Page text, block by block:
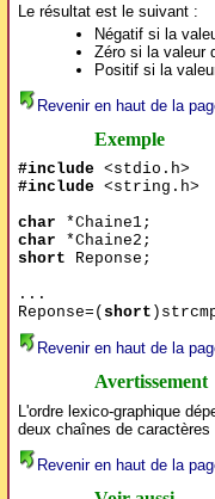
Le résultat est le suivant :
Négatif si la
Zéro si la valeur
Positif si la
Revenir en haut de la
Exemple
#include<stdio.h>
#include<string.h>
char *Chaine1;
char *Chaine2;
short Reponse;
...
Reponse=( short
Revenir en haut de la
Avertissement
L'ordre lexico-graphique
deux chaînes de
Revenir en haut de la